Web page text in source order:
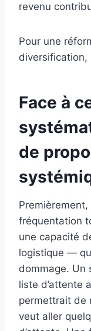
revenu
Pour une
diversification,
Face à
de
fréquentation
une capacité
logistique —
dommage. Un
liste d’attente
permettrait de
veut aller